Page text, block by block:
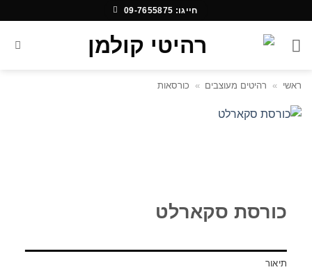
content
חייגו: 09-7655875
ראשי » רהיטים מעוצבים » כורסאות
כורסת סקארלט
תיאור